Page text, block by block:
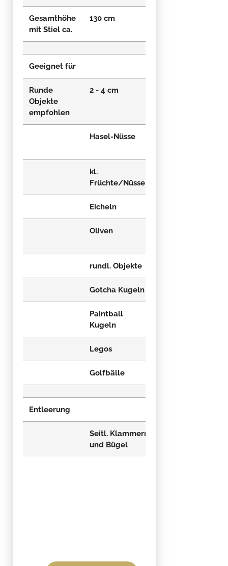
Gesamthöhe
mit Stiel ca.
130 cm
Geeignet für
Runde
Objekte
empfohlen
2 - 4 cm
Hasel-Nüsse
kl.
Früchte/Nüsse
Eicheln
Oliven
rundl. Objekte
Gotcha Kugeln
Paintball
Kugeln
Legos
Golfbälle
Entleerung
Seitl. Klammern
und Bügel